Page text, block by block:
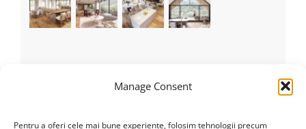
Manage Consent
Pentru a oferi cele mai bune experiențe, folosim tehnologii precum